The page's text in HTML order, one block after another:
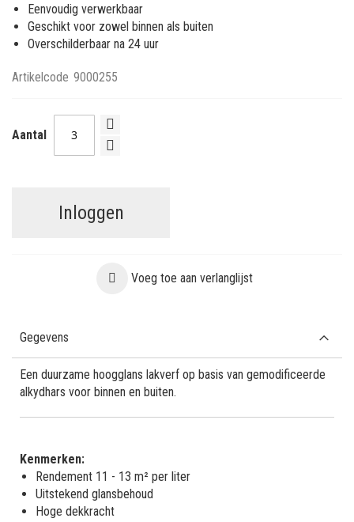
Eenvoudig verwerkbaar
Geschikt voor zowel binnen als buiten
Overschilderbaar na 24 uur
Artikelcode 9000255
Aantal
Inloggen
Voeg toe aan verlanglijst
Gegevens
Een duurzame hoogglans lakverf op basis van gemodificeerde
alkydhars voor binnen en buiten.
Kenmerken:
Rendement 11 - 13 m² per liter
Uitstekend glansbehoud
Hoge dekkracht